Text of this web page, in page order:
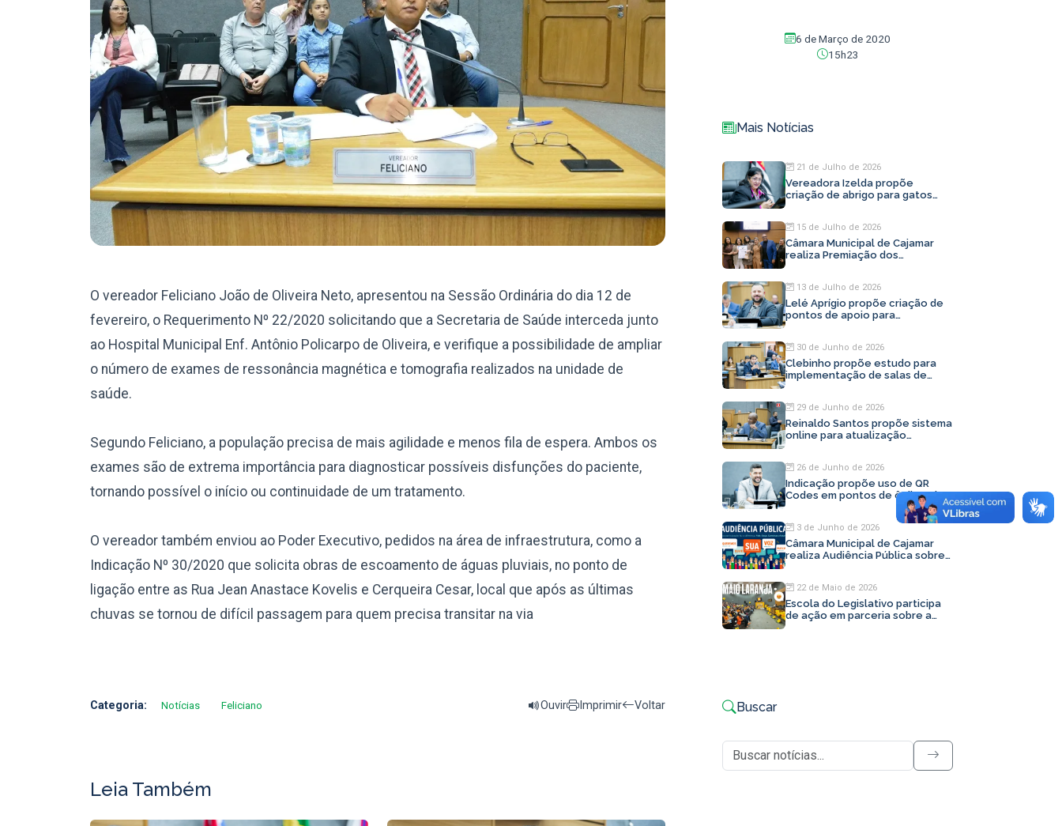
O vereador Feliciano João de Oliveira Neto, apresentou na Sessão Ordinária do dia 12 de
fevereiro, o Requerimento Nº 22/2020 solicitando que a Secretaria de Saúde interceda junto
ao Hospital Municipal Enf. Antônio Policarpo de Oliveira, e verifique a possibilidade de ampliar
o número de exames de ressonância magnética e tomografia realizados na unidade de
saúde.
Segundo Feliciano, a população precisa de mais agilidade e menos fila de espera. Ambos os
exames são de extrema importância para diagnosticar possíveis disfunções do paciente,
tornando possível o início ou continuidade de um tratamento.
O vereador também enviou ao Poder Executivo, pedidos na área de infraestrutura, como a
Indicação Nº 30/2020 que solicita obras de escoamento de águas pluviais, no ponto de
ligação entre as Rua Jean Anastace Kovelis e Cerqueira Cesar, local que após as últimas
chuvas se tornou de difícil passagem para quem precisa transitar na via
Categoria: Notícias Feliciano Ouvir Imprimir Voltar
Leia Também
6 de Março de 2020
15h23
Mais Notícias
21 de Julho de 2026
Vereadora Izelda propõe
criação de abrigo para gatos
15 de Julho de 2026
Câmara Municipal de Cajamar
realiza Premiação dos
13 de Julho de 2026
Lelé Aprígio propõe criação de
pontos de apoio para
30 de Junho de 2026
Clebinho propõe estudo para
implementação de salas de
29 de Junho de 2026
Reinaldo Santos propõe sistema
online para atualização
26 de Junho de 2026
Indicação propõe uso de QR
Codes em pontos de ônibus de
3 de Junho de 2026
Câmara Municipal de Cajamar
realiza Audiência Pública sobre
22 de Maio de 2026
Escola do Legislativo participa
de ação em parceria sobre a
Buscar